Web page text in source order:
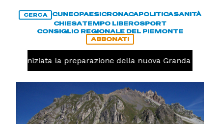
CERCA CUNEOPAESICRONACAPOLITICASANITÀ
CHIESATEMPO LIBEROSPORT
CONSIGLIO REGIONALE DEL PIEMONTE
ABBONATI
iniziata la preparazione della nuova Granda Volley